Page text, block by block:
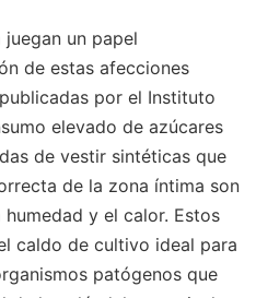
un papel
de estas afecciones
por el Instituto
elevado de azúcares
de vestir sintéticas que
de la zona íntima son
y el calor. Estos
caldo de cultivo ideal para
patógenos que